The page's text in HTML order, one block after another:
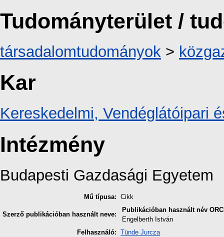
Tudományterület /
társadalomtudományok >
Kar
Kereskedelmi, Vendéglátóipari
Intézmény
Budapesti Gazdasági Egyetem
Mű típusa: Cikk
Szerző publikációban használt neve:
Publikációban használt név
Engelberth István
Felhasználó: Tünde Jurcza